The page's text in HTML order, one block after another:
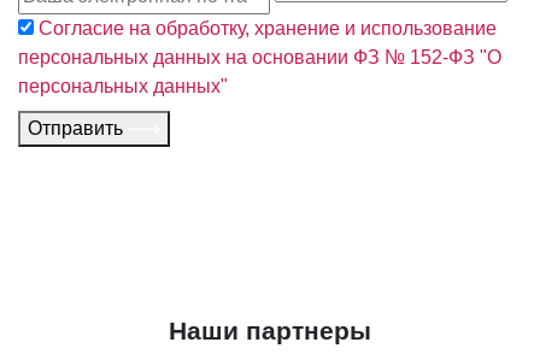
Согласие на обработку, хранение и использование
персональных данных на основании ФЗ № 152-ФЗ "О
персональных данных"
Отправить
Наши партнеры